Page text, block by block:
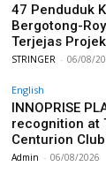
47 Penduduk
Bergotong-
Terjejas
STRINGER - 06/08/
English
INNOPRISE
recognition at
Centurion
Admin - 06/08/2026